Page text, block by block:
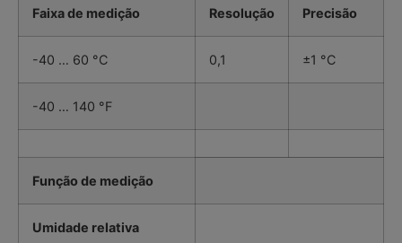
Faixa de medição Resolução Precisão
-40 … 60 °C 0,1 ±1 °C
-40 … 140 °F
Função de medição
Umidade relativa